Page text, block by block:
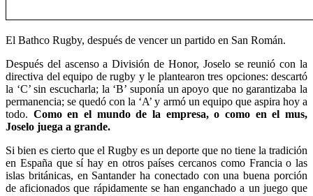
El Bathco Rugby, después de vencer un partido en San Román.
Después del ascenso a División de Honor, Joselo se reunió con la
directiva del equipo de rugby y le plantearon tres opciones: descartó
la ‘C’ sin escucharla; la ‘B’ suponía un apoyo que no garantizaba la
permanencia; se quedó con la ‘A’ y armó un equipo que aspira hoy a
todo. Como en el mundo de la empresa, o como en el mus,
Joselo juega a grande.
Si bien es cierto que el Rugby es un deporte que no tiene la tradición
en España que sí hay en otros países cercanos como Francia o las
islas británicas, en Santander ha conectado con una buena porción
de aficionados que rápidamente se han enganchado a un juego que